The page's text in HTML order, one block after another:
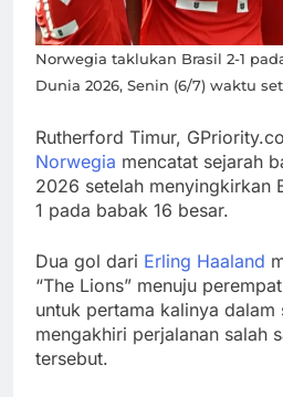
Norwegia taklukan Brasil 2-1
Dunia 2026, Senin (6/7) waktu
Rutherford Timur,
Norwegia mencatat sejarah
2026 setelah menyingkirkan
1 pada babak 16 besar.
Dua gol dari Erling Haaland
“The Lions” menuju
untuk pertama kalinya dalam
mengakhiri perjalanan salah
tersebut.